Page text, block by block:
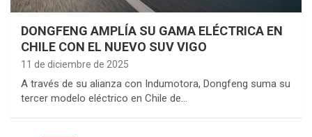
DONGFENG AMPLÍA SU GAMA ELÉCTRICA EN
CHILE CON EL NUEVO SUV VIGO
11 de diciembre de 2025
A través de su alianza con Indumotora, Dongfeng suma su
tercer modelo eléctrico en Chile de…